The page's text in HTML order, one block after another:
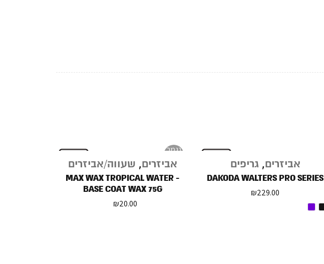
אביזרים, גריפים
DAKODA WALTERS PRO SERIES
₪229.00
נגמר
במלאי
אביזרים, שעווה/אביזרים
MAX WAX TROPICAL WATER -
BASE COAT WAX 75G
₪20.00